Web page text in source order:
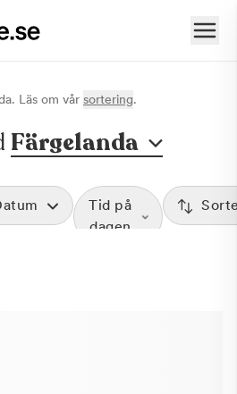
. Läs om vår sortering.
Färgelanda
Tid på
dagen